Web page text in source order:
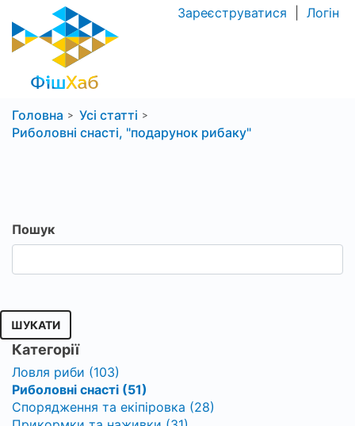
Зареєструватися Логін
Головна
Усі статті
Риболовні снасті, "подарунок рибаку"
Пошук
ШУКАТИ
Категорії
Ловля риби (103)
Риболовні снасті (51)
Спорядження та екіпіровка (28)